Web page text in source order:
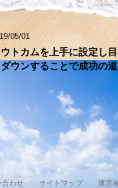
05/01
トカムを上手に設定し
ウンすることで成功の
合わせ サイトマップ 運営